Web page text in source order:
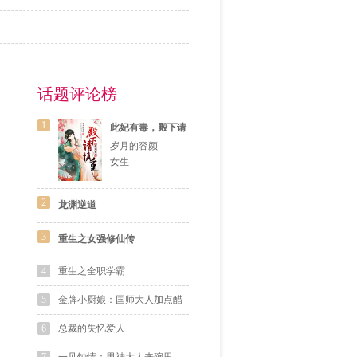
话题评论榜
1
此妃有毒，殿下请
慎重
岁月的容颜
女生
2 龙渊逆道
3 重生之女强修仙传
4 重生之全职学霸
5 金牌小厨娘：国师大人加点醋
6 总裁的失忆爱人